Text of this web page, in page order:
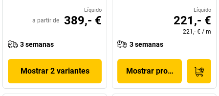
Líquido
a partir de 389,- €
3 semanas
Mostrar 2 variantes
Líquido
221,- €
221,- € / m
3 semanas
Mostrar produto